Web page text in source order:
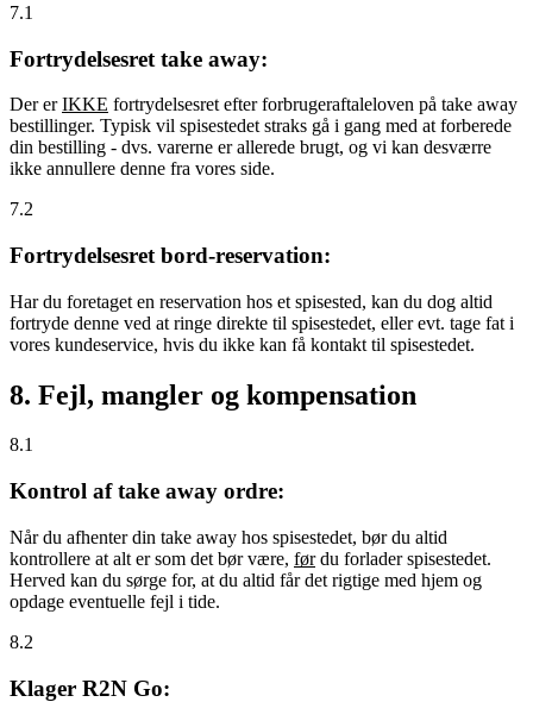
7.1
Fortrydelsesret take away:
Der erIKKE fortrydelsesret efter forbrugeraftaleloven på take away
bestillinger. Typisk vil spisestedet straks gå i gang med at forberede
din bestilling - dvs. varerne er allerede brugt, og vi kan desværre
ikke annullere denne fra vores side.
7.2
Fortrydelsesret bord-reservation:
Har du foretaget en reservation hos et spisested, kan du dog altid
fortryde denne ved at ringe direkte til spisestedet, eller evt. tage fat i
vores kundeservice, hvis du ikke kan få kontakt til spisestedet.
8. Fejl, mangler og kompensation
8.1
Kontrol af take away ordre:
Når du afhenter din take away hos spisestedet, bør du altid
kontrollere at alt er som det bør være, førdu forlader spisestedet.
Herved kan du sørge for, at du altid får det rigtige med hjem og
opdage eventuelle fejl i tide.
8.2
Klager R2N Go: